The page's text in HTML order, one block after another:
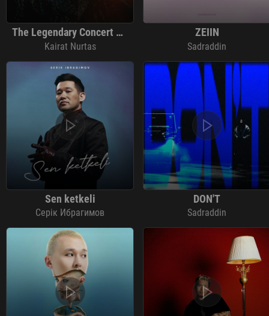
The Legendary Concert Kairat Nurtas (Live)
Kairat Nurtas
ZEIIN
Sadraddin
Sen ketkeli
Серік Ибрагимов
DON'T
Sadraddin